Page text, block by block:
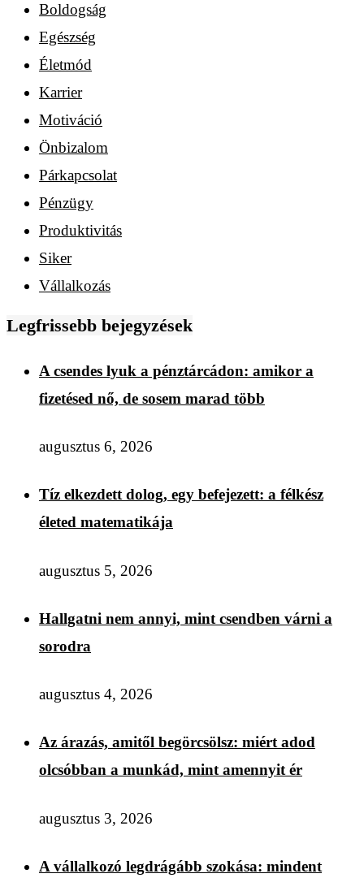
Boldogság
Egészség
Életmód
Karrier
Motiváció
Önbizalom
Párkapcsolat
Pénzügy
Produktivitás
Siker
Vállalkozás
Legfrissebb bejegyzések
A csendes lyuk a pénztárcádon: amikor a
fizetésed nő, de sosem marad több
augusztus 6, 2026
Tíz elkezdett dolog, egy befejezett: a félkész
életed matematikája
augusztus 5, 2026
Hallgatni nem annyi, mint csendben várni a
sorodra
augusztus 4, 2026
Az árazás, amitől begörcsölsz: miért adod
olcsóbban a munkád, mint amennyit ér
augusztus 3, 2026
A vállalkozó legdrágább szokása: mindent